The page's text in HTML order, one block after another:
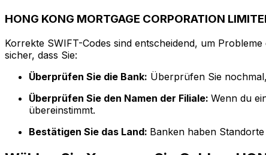
HONG KONG MORTGAGE CORPORATION
Korrekte SWIFT-Codes sind entscheidend, um
sicher, dass Sie:
Überprüfen Sie die Bank: Überprüfen Sie
Überprüfen Sie den Namen der Filiale: Wenn du
übereinstimmt.
Bestätigen Sie das Land: Banken haben